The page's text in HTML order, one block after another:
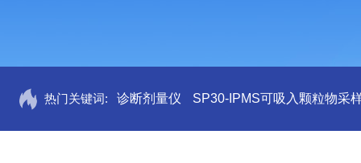
热门关键词: 诊断剂量仪 SP30-IPMS可吸入颗粒物采